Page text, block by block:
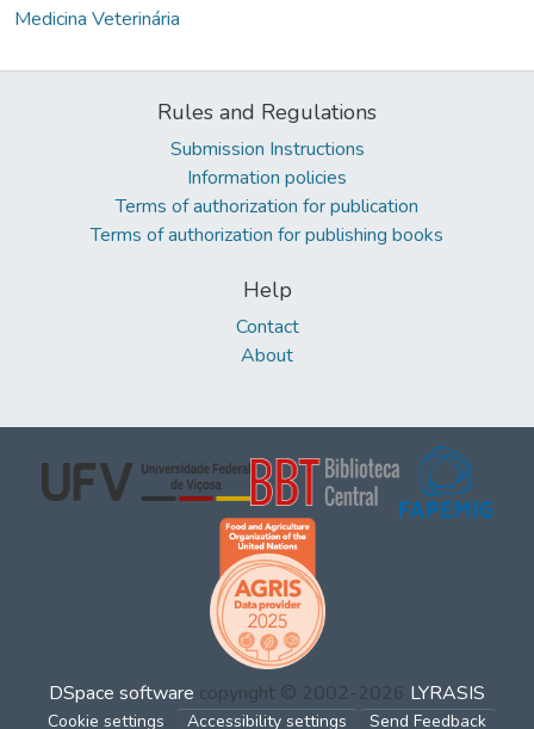
Medicina Veterinária
Rules and Regulations
Submission Instructions
Information policies
Terms of authorization for publication
Terms of authorization for publishing books
Help
Contact
About
DSpace software copyright © 2002-2026 LYRASIS
Cookie settings Accessibility settings Send Feedback